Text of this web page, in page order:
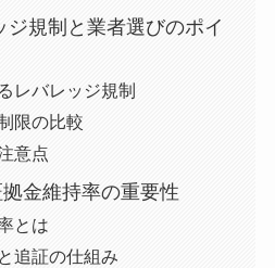
ジ規制と業者選びのポイ
レバレッジ規制
限の比較
意点
金維持率の重要性
とは
追証の仕組み